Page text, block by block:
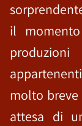
il
molto breve
attesa di